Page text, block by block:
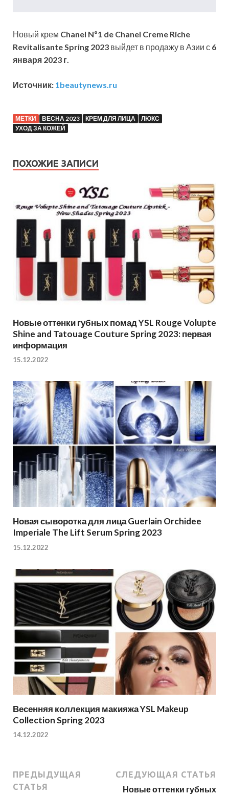
Новый крем Chanel Nº1 de Chanel Creme Riche
Revitalisante Spring 2023 выйдет в продажу в Азии с 6
января 2023 г.
Источник: 1beautynews.ru
МЕТКИ ВЕСНА 2023 КРЕМ ДЛЯ ЛИЦА
ЛЮКС
УХОД ЗА КОЖЕЙ
ПОХОЖИЕ ЗАПИСИ
Новые оттенки губных помад YSL Rouge Volupte
Shine and Tatouage Couture Spring 2023: первая
информация
15.12.2022
Новая сыворотка для лица Guerlain Orchidee
Imperiale The Lift Serum Spring 2023
15.12.2022
Весенняя коллекция макияжа YSL Makeup
Collection Spring 2023
14.12.2022
ПРЕДЫДУЩАЯ
СТАТЬЯ
СЛЕДУЮЩАЯ СТАТЬЯ
Новые оттенки губных